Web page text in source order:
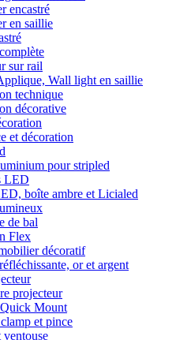
encastré
en saillie
sur rail
Wall light en saillie
technique
décorative
et décoration
pour stripled
LED
boîte ambre et Licialed
de bal
Flex
décoratif
or et argent
projecteur
Quick Mount
et pince
ventouse